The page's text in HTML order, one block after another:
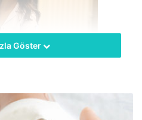
ruh halini
Uzman Klinik Psikolog
Göster